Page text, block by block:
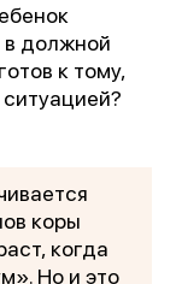
в должной
к тому,
коры
когда
Но и это